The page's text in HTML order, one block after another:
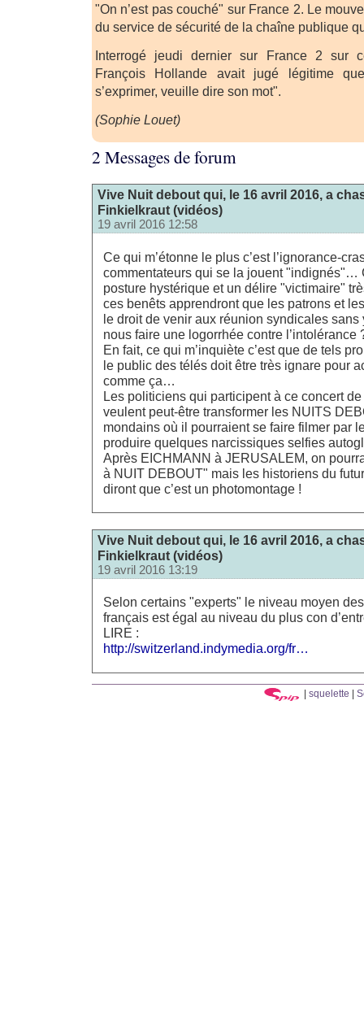
"On n’est pas couché" sur France 2. Le
du service de sécurité de la chaîne publique
Interrogé jeudi dernier sur France 2 sur
François Hollande avait jugé légitime
s’exprimer, veuille dire son mot".
(Sophie Louet)
2 Messages de forum
Vive Nuit debout qui, le 16 avril 2016, a
Finkielkraut (vidéos)
19 avril 2016 12:58
Ce qui m’étonne le plus c’est l’ignorance-
commentateurs qui se la jouent "indignés"…
posture hystérique et un délire "victimaire"
ces benêts apprendront que les patrons et
le droit de venir aux réunion syndicales sans
nous faire une logorrhée contre l’intolérance
En fait, ce qui m’inquiète c’est que de tels
le public des télés doit être très ignare pour
comme ça…
Les politiciens qui participent à ce concert
veulent peut-être transformer les NUITS
mondains où il pourraient se faire filmer par
produire quelques narcissiques selfies
Après EICHMANN à JERUSALEM, on
à NUIT DEBOUT" mais les historiens du
diront que c’est un photomontage !
Vive Nuit debout qui, le 16 avril 2016, a
Finkielkraut (vidéos)
19 avril 2016 13:19
Selon certains "experts" le niveau moyen
français est égal au niveau du plus con
LIRE :
http://switzerland.indymedia.org/fr…
squelette